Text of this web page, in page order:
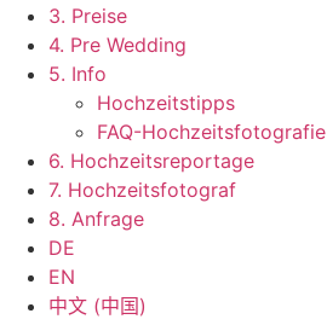
3. Preise
4. Pre Wedding
5. Info
Hochzeitstipps
FAQ-Hochzeitsfotografie
6. Hochzeitsreportage
7. Hochzeitsfotograf
8. Anfrage
DE
EN
中文 (中国)